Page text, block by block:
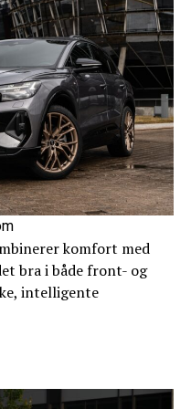
komfort med
bra i både front- og
intelligente